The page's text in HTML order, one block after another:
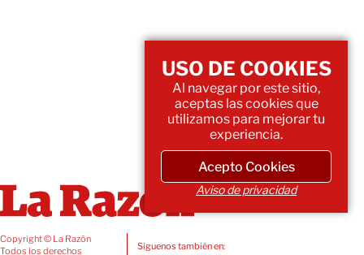
Copyright © La Razón
Todos los derechos
Siguenos también en:
USO DE COOKIES
Al navegar por este sitio,
aceptas las cookies que
utilizamos para mejorar tu
experiencia.
Acepto Cookies
Aviso de privacidad